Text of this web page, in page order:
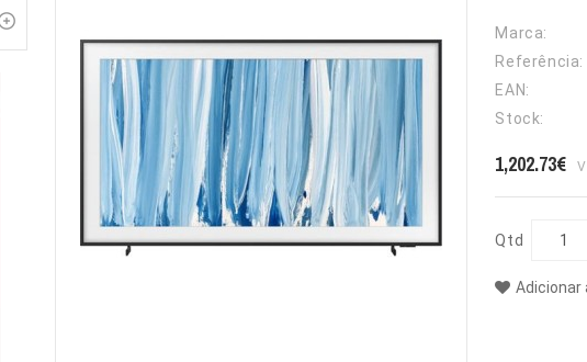
Marca:
Referência:
EAN:
Stock:
1,202.73€
Qtd
Adicionar